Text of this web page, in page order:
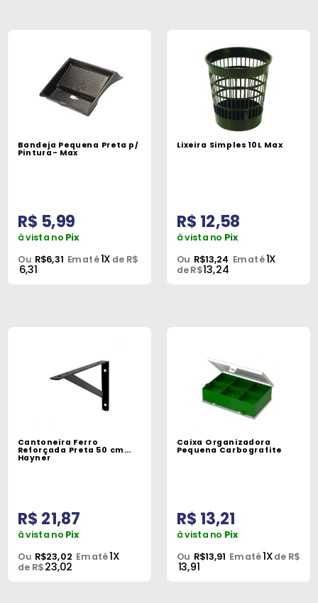
Bandeja Pequena Preta p/
Pintura- Max
R$ 5,99
à vista no Pix
Ou R$6,31 Em até1X de R$
6,31
Lixeira Simples 10L Max
R$ 12,58
à vista no Pix
Ou R$13,24 Em até1X
de R$13,24
Cantoneira Ferro
Reforçada Preta 50 cm
Hayner
R$ 21,87
à vista no Pix
Ou R$23,02 Em até1X
de R$23,02
Caixa Organizadora
Pequena Carbografite
R$ 13,21
à vista no Pix
Ou R$13,91 Em até1Xde R$
13,91